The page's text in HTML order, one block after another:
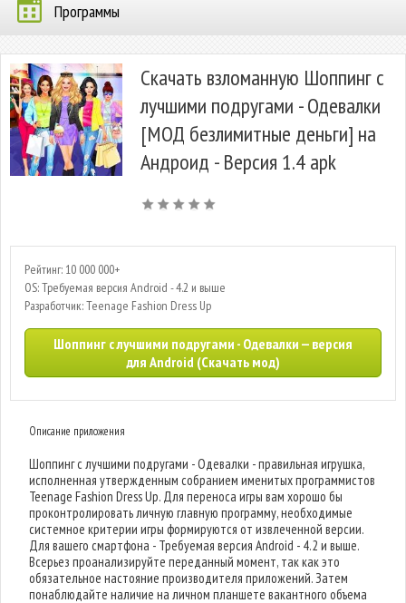
Программы
Скачать взломанную Шоппинг с
лучшими подругами - Одевалки
[МОД безлимитные деньги] на
Андроид - Версия 1.4 apk
Рейтинг: 10 000 000+
OS: Требуемая версия Android - 4.2 и выше
Разработчик: Teenage Fashion Dress Up
Шоппинг с лучшими подругами - Одевалки — версия
для Android (Скачать мод)
Описание приложения
Шоппинг с лучшими подругами - Одевалки - правильная игрушка,
исполненная утвержденным собранием именитых программистов
Teenage Fashion Dress Up. Для переноса игры вам хорошо бы
проконтролировать личную главную программу, необходимые
системное критерии игры формируются от извлеченной версии.
Для вашего смартфона - Требуемая версия Android - 4.2 и выше.
Всерьез проанализируйте переданный момент, так как это
обязательное настояние производителя приложений. Затем
понаблюдайте наличие на личном планшете вакантного объема